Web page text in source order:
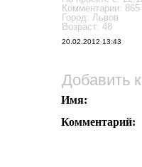
Комментарии: 865
Город: Львов
Возраст: 48
20.02.2012 13:43
Добавить
Имя:
Комментарий: